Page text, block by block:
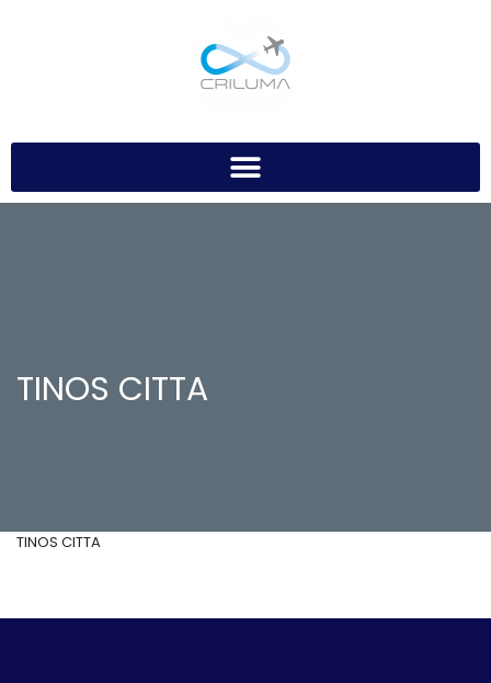
TINOS CITTA
TINOS CITTA